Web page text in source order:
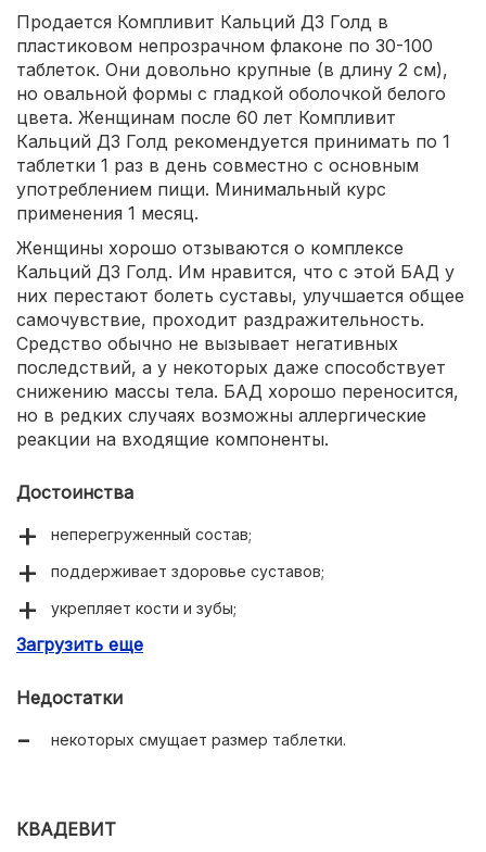
Продается Компливит Кальций Д3 Голд в
пластиковом непрозрачном флаконе по 30-100
таблеток. Они довольно крупные (в длину 2 см),
но овальной формы с гладкой оболочкой белого
цвета. Женщинам после 60 лет Компливит
Кальций Д3 Голд рекомендуется принимать по 1
таблетки 1 раз в день совместно с основным
употреблением пищи. Минимальный курс
применения 1 месяц.
Женщины хорошо отзываются о комплексе
Кальций Д3 Голд. Им нравится, что с этой БАД у
них перестают болеть суставы, улучшается общее
самочувствие, проходит раздражительность.
Средство обычно не вызывает негативных
последствий, а у некоторых даже способствует
снижению массы тела. БАД хорошо переносится,
но в редких случаях возможны аллергические
реакции на входящие компоненты.
Достоинства
неперегруженный состав;
поддерживает здоровье суставов;
укрепляет кости и зубы;
улучшает состояние кожи;
Загрузить еще
Недостатки
некоторых смущает размер таблетки.
КВАДЕВИТ